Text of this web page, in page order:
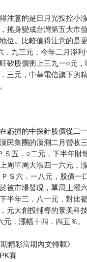
注意的是日月光投控小
搖身變成台灣第五大市
位。比較值得注意的是
九三元，今年二月淨
矽股價衝上三九一○元
三元，中華電信旗下的
虧損的中探針股價從二
民集團的漢測二月營收
Ｓ五．○二元，下半年財
周單周大漲四一六元，
Ｓ六．一八元，股價一
被市場發現，單周上漲
半年三．八一元，對比
元大創投輔導的景美科
，漲幅十四．四五％
精彩當期內文轉載》
賽